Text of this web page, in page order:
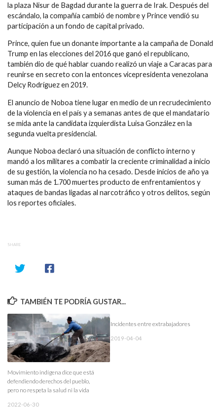
la plaza Nisur de Bagdad durante la guerra de Irak. Después del
escándalo, la compañía cambió de nombre y Prince vendió su
participación a un fondo de capital privado.
Prince, quien fue un donante importante a la campaña de Donald
Trump en las elecciones del 2016 que ganó el republicano,
también dio de qué hablar cuando realizó un viaje a Caracas para
reunirse en secreto con la entonces vicepresidenta venezolana
Delcy Rodríguez en 2019.
El anuncio de Noboa tiene lugar en medio de un recrudecimiento
de la violencia en el país y a semanas antes de que el mandatario
se mida ante la candidata izquierdista Luisa González en la
segunda vuelta presidencial.
Aunque Noboa declaró una situación de conflicto interno y
mandó a los militares a combatir la creciente criminalidad a inicio
de su gestión, la violencia no ha cesado. Desde inicios de año ya
suman más de 1.700 muertes producto de enfrentamientos y
ataques de bandas ligadas al narcotráfico y otros delitos, según
los reportes oficiales.
SHARE
TAMBIÉN TE PODRÍA GUSTAR...
Movimiento indígena dice que está
defendiendo derechos del pueblo,
pero no respeta la salud ni la vida
2022-06-30
Incidentes entre extrabajadores
2019-04-04